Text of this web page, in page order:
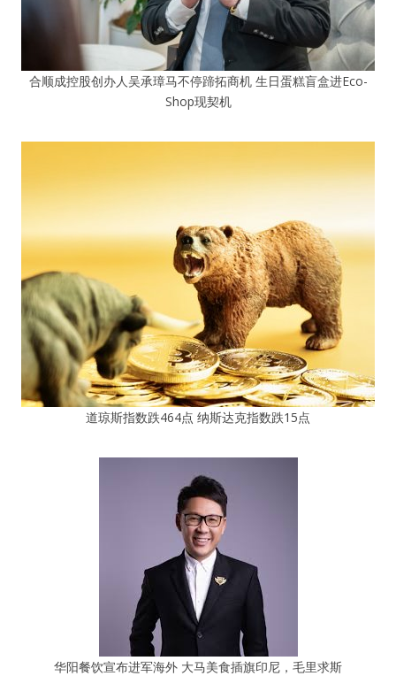
合顺成控股创办人吴承璋马不停蹄拓商机 生日蛋糕盲盒进Eco-
Shop现契机
道琼斯指数跌464点 纳斯达克指数跌15点
华阳餐饮宣布进军海外 大马美食插旗印尼，毛里求斯